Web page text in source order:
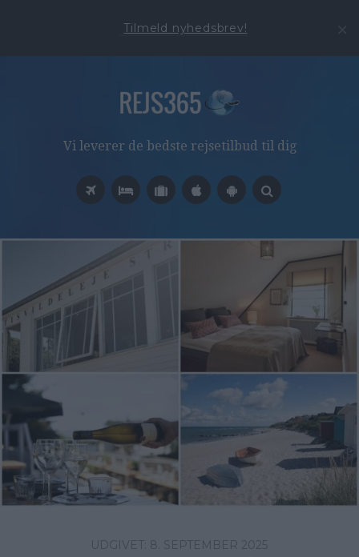
Tilmeld nyhedsbrev!
Vi leverer de bedste rejsetilbud til dig
8. SEPTEMBER 2025